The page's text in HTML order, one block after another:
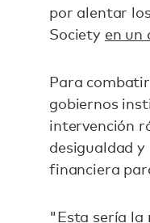
por alentar
Society en un
Para
gobiernos
intervención
desigualdad
financiera
"Esta sería la